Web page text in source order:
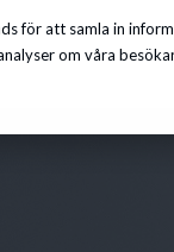
för att samla in
om våraInsikter